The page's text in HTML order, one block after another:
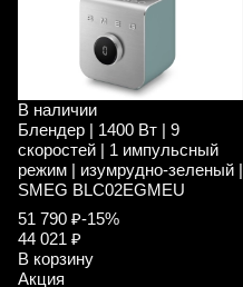
В наличии
Блендер | 1400 Вт | 9
скоростей | 1 импульсный
режим | изумрудно-зеленый |
SMEG BLC02EGMEU
51 790 ₽-15%
44 021 ₽
В корзину
Акция